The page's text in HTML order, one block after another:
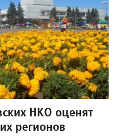
НКО оценят
регионов